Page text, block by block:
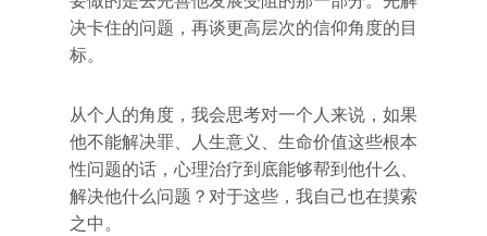
决卡住的问题，再谈更高层次的信仰角度的目
标。
从个人的角度，我会思考对一个人来说，如果
他不能解决罪、人生意义、生命价值这些根本
性问题的话，心理治疗到底能够帮到他什么、
解决他什么问题？对于这些，我自己也在摸索
之中。